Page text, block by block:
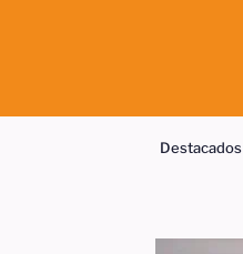
Destacados